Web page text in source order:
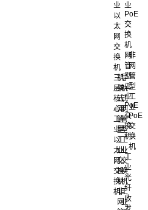
业
以
太
网
交
换
机
三
层
核
心
工
业
以
太
网
交
换
机
机
架
式
网
管
型
工
业
交
换
机
导
轨
式
网
管
型
工
业
交
换
机
非
网
工
业
业
PoE
交
换
机
网
管
型
工
业
PoE
交
换
机
非
网
管
型
工
业
PoE
交
换
机
工
业
光
纤
收